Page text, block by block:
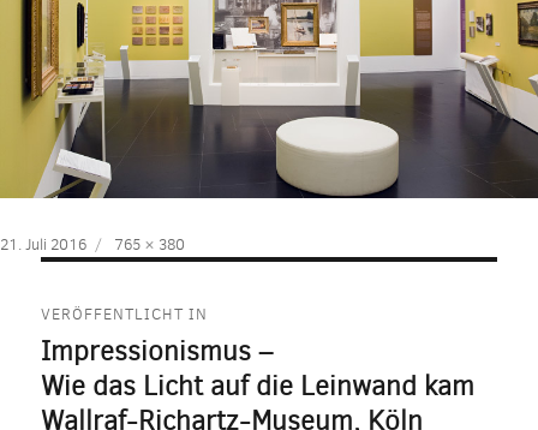
Veröffentlicht
21. Juli 2016
Volle
Größe
765 × 380
VERÖFFENTLICHT IN
Impressionismus –
Wie das Licht auf die Leinwand kam
Wallraf-Richartz-Museum, Köln